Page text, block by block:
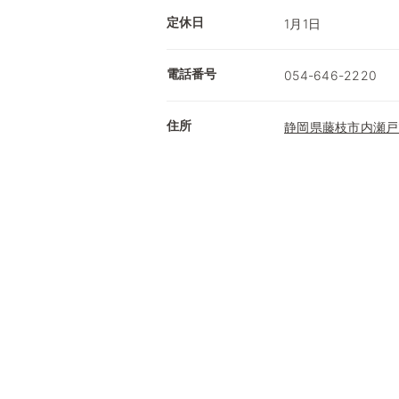
定休日 1月1日
電話番号 054-646-2220
住所 静岡県藤枝市内瀬